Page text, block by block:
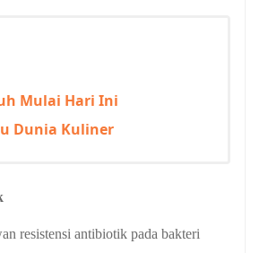
Mulai Hari Ini
Dunia Kuliner
resistensi antibiotik pada bakteri